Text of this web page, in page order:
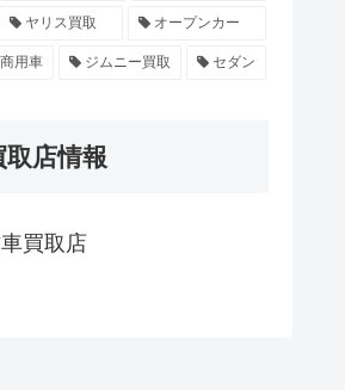
ヤリス買取 オープンカー
商用車 ジムニー買取 セダン
店情報
買取店